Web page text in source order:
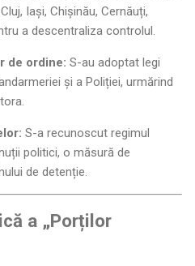
Iași, Chișinău, Cernăuți,
a descentraliza controlul.
de ordine: S-au adoptat legi
și a Poliției, urmărind
S-a recunoscut regimul
politici, o măsură de
de detenție.
a „Porților